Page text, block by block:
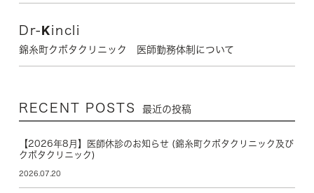
Dr-Kincli
錦糸町クボタクリニック 医師勤務体制について
RECENT POSTS 最近の投稿
【2026年8月】医師休診のお知らせ (錦糸町クボタクリニック及び
クボタクリニック)
2026.07.20